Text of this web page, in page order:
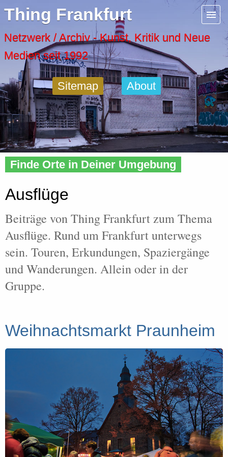
Thing Frankfurt
Netzwerk / Archiv - Kunst, Kritik und Neue
Medien seit 1992
Sitemap About
Home »Tags» Ausflug
Finde Orte in Deiner Umgebung
Ausflüge
Beiträge von Thing Frankfurt zum Thema
Ausflüge. Rund um Frankfurt unterwegs
sein. Touren, Erkundungen, Spaziergänge
und Wanderungen. Allein oder in der
Gruppe.
Weihnachtsmarkt Praunheim
Menu
Artspaces
Cool Places
Frankfurt Diary
Activity
Recent Posts